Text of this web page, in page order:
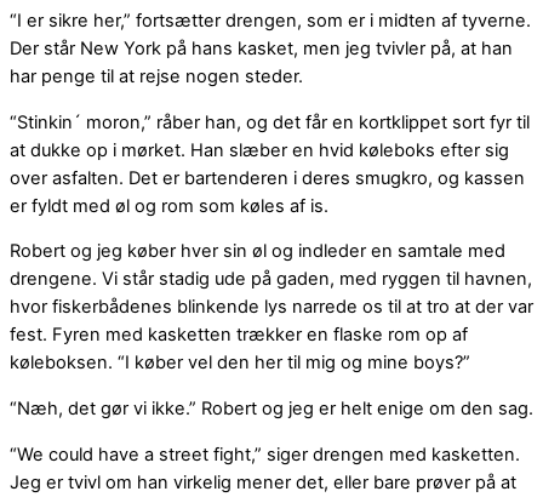
“I er sikre her,” fortsætter drengen, som er i midten af tyverne.
Der står New York på hans kasket, men jeg tvivler på, at han
har penge til at rejse nogen steder.
“Stinkin´ moron,” råber han, og det får en kortklippet sort fyr til
at dukke op i mørket. Han slæber en hvid køleboks efter sig
over asfalten. Det er bartenderen i deres smugkro, og kassen
er fyldt med øl og rom som køles af is.
Robert og jeg køber hver sin øl og indleder en samtale med
drengene. Vi står stadig ude på gaden, med ryggen til havnen,
hvor fiskerbådenes blinkende lys narrede os til at tro at der var
fest. Fyren med kasketten trækker en flaske rom op af
køleboksen. “I køber vel den her til mig og mine boys?”
“Næh, det gør vi ikke.” Robert og jeg er helt enige om den sag.
“We could have a street fight,” siger drengen med kasketten.
Jeg er tvivl om han virkelig mener det, eller bare prøver på at